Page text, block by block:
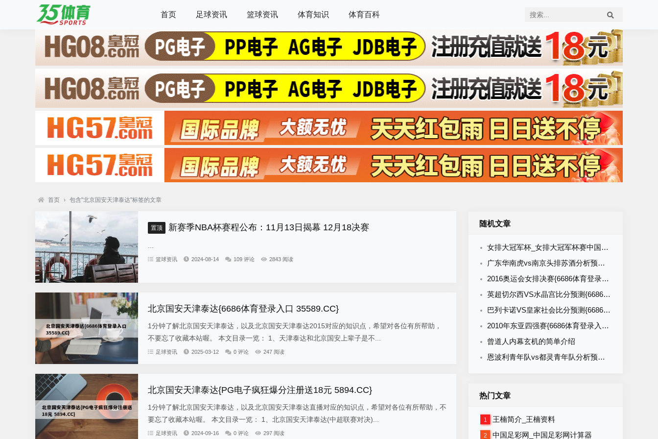
首页 足球资讯 篮球资讯 体育知识 体育百科
首页 › 包含"北京国安天津泰达"标签的文章
置顶 新赛季NBA杯赛程公布：11月13日揭幕 12月18决赛
篮球资讯 2024-08-14 109 评论 2843 阅读
北京国安天津泰达{6686体育登录入口 35589.CC}
1分钟了解北京国安天津泰达，以及北京国安天津泰达2015对应的知识点，希望对各位有所帮助，
不要忘了收藏本站喔。 本文目录一览： 1、天津泰达和北京国安上辈子是不...
足球资讯 2025-03-12 0 评论 247 阅读
北京国安天津泰达{PG电子疯狂爆分注册送18元 5894.CC}
1分钟了解北京国安天津泰达，以及北京国安天津泰达直播对应的知识点，希望对各位有所帮助，不
要忘了收藏本站喔。 本文目录一览： 1、北京国安天津泰达(中超联赛对决)...
足球资讯 2024-09-16 0 评论 297 阅读
随机文章
女排大冠军杯_女排大冠军杯赛中国对日本
广东华南虎vs南京头排苏酒分析预测_江苏华南虎
2016奥运会女排决赛{6686体育登录入口 35589.CC}
英超切尔西VS水晶宫比分预测{6686体育登录入口 35589.CC}
巴列卡诺VS皇家社会比分预测{6686体育登录入口 35589.CC}
2010年东亚四强赛{6686体育登录入口 35589.CC}
曾道人内幕玄机的简单介绍
恩波利青年队vs都灵青年队分析预测{6686体育登录入口 35589.CC}
热门文章
1 王楠简介_王楠资料
2 中国足彩网_中国足彩网计算器